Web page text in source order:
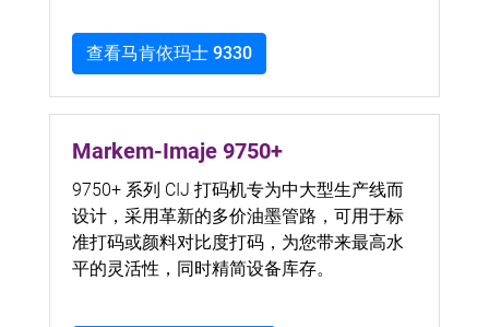
查看马肯依玛士 9330
Markem-Imaje 9750+
9750+ 系列 CIJ 打码机专为中大型生产线而
设计，采用革新的多价油墨管路，可用于标
准打码或颜料对比度打码，为您带来最高水
平的灵活性，同时精简设备库存。